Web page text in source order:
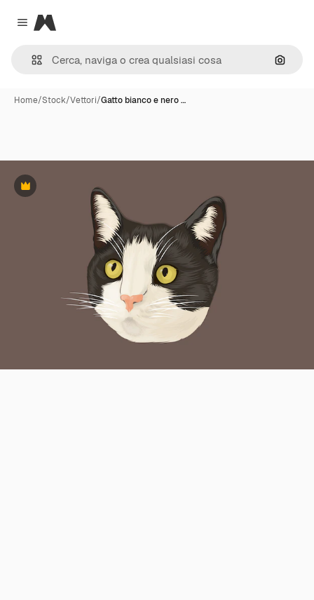
Close menu
Magnific
Cerca
Home/Stock/Vettori/Gatto bianco e nero …
Premium